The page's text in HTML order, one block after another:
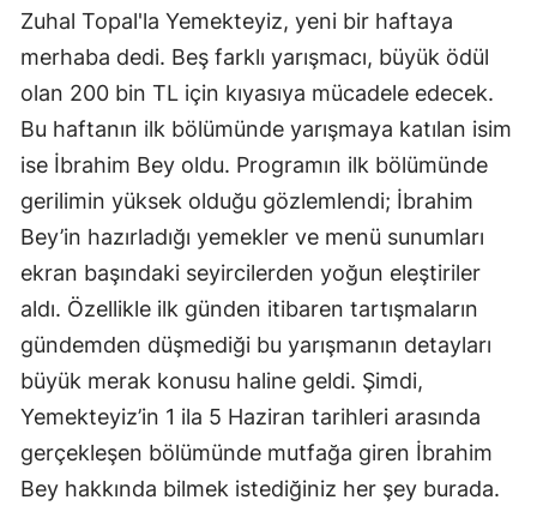
Zuhal Topal'la Yemekteyiz, yeni bir haftaya
merhaba dedi. Beş farklı yarışmacı, büyük ödül
olan 200 bin TL için kıyasıya mücadele edecek.
Bu haftanın ilk bölümünde yarışmaya katılan isim
ise İbrahim Bey oldu. Programın ilk bölümünde
gerilimin yüksek olduğu gözlemlendi; İbrahim
Bey’in hazırladığı yemekler ve menü sunumları
ekran başındaki seyircilerden yoğun eleştiriler
aldı. Özellikle ilk günden itibaren tartışmaların
gündemden düşmediği bu yarışmanın detayları
büyük merak konusu haline geldi. Şimdi,
Yemekteyiz’in 1 ila 5 Haziran tarihleri arasında
gerçekleşen bölümünde mutfağa giren İbrahim
Bey hakkında bilmek istediğiniz her şey burada.